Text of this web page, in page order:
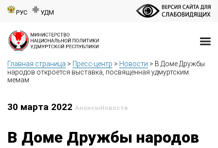
РУС УДМ
Главная страница > Пресс-центр > Новости > В Доме Дружбы
народов откроется выставка, посвященная удмуртским
мемам
30 марта 2022 АнонсыНовости
В Доме Дружбы народов